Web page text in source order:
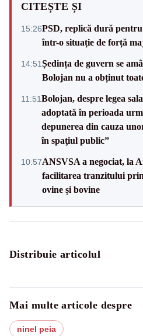
CITEȘTE ȘI
15:26PSD, replică dură
într-o situație de forță
14:51Ședința de guvern se
Bolojan nu a obținut
11:51Bolojan, despre legea
adoptată în perioada
depunerea din cauza
în spaţiul public”
10:57ANSVSA a negociat, la
facilitarea tranzitului
ovine și bovine
Distribuie articolul
Mai multe articole despre
ninel peia